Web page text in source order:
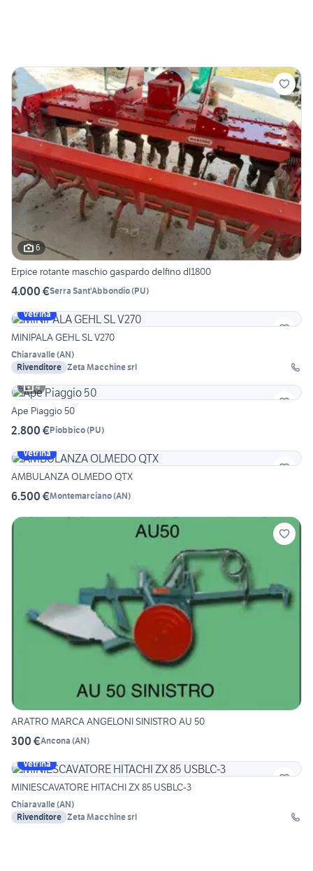
6
Erpice rotante maschio gaspardo delfino dl1800
4.000 €Serra Sant'Abbondio(PU)
Vetrina
MINIPALA GEHL SL V270
Chiaravalle(AN)
Rivenditore Zeta Macchine srl
4
Ape Piaggio 50
2.800 €Piobbico(PU)
Vetrina
AMBULANZA OLMEDO QTX
6.500 €Montemarciano(AN)
ARATRO MARCA ANGELONI SINISTRO AU 50
300 €Ancona (AN)
Vetrina
MINIESCAVATORE HITACHI ZX 85 USBLC-3
Chiaravalle(AN)
Rivenditore Zeta Macchine srl